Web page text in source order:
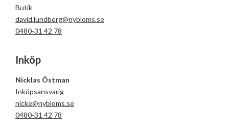
Butik
david.lundberg@nybloms.se
0480-31 42 78
Inköp
Nicklas Östman
Inköpsansvarig
nicke@nybloms.se
0480-31 42 78